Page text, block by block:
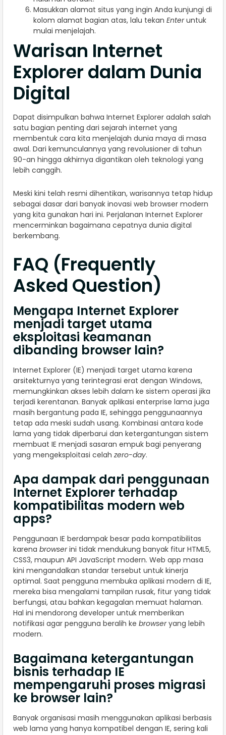
Masukkan alamat situs yang ingin Anda kunjungi di
kolom alamat bagian atas, lalu tekan Enteruntuk
mulai menjelajah.
Warisan Internet
Explorer dalam Dunia
Digital
Dapat disimpulkan bahwa Internet Explorer adalah salah
satu bagian penting dari sejarah internet yang
membentuk cara kita menjelajah dunia maya di masa
awal. Dari kemunculannya yang revolusioner di tahun
90-an hingga akhirnya digantikan oleh teknologi yang
lebih canggih.
Meski kini telah resmi dihentikan, warisannya tetap hidup
sebagai dasar dari banyak inovasi web browser modern
yang kita gunakan hari ini. Perjalanan Internet Explorer
mencerminkan bagaimana cepatnya dunia digital
berkembang.
FAQ (Frequently
Asked Question)
Mengapa Internet Explorer
menjadi target utama
eksploitasi keamanan
dibanding browser lain?
Internet Explorer (IE) menjadi target utama karena
arsitekturnya yang terintegrasi erat dengan Windows,
memungkinkan akses lebih dalam ke sistem operasi jika
terjadi kerentanan. Banyak aplikasi enterprise lama juga
masih bergantung pada IE, sehingga penggunaannya
tetap ada meski sudah usang. Kombinasi antara kode
lama yang tidak diperbarui dan ketergantungan sistem
membuat IE menjadi sasaran empuk bagi penyerang
yang mengeksploitasi celah zero-day.
Apa dampak dari penggunaan
Internet Explorer terhadap
kompatibilitas modern web
apps?
Penggunaan IE berdampak besar pada kompatibilitas
karena browserini tidak mendukung banyak fitur HTML5,
CSS3, maupun API JavaScript modern. Web app masa
kini mengandalkan standar tersebut untuk kinerja
optimal. Saat pengguna membuka aplikasi modern di IE,
mereka bisa mengalami tampilan rusak, fitur yang tidak
berfungsi, atau bahkan kegagalan memuat halaman.
Hal ini mendorong developer untuk memberikan
notifikasi agar pengguna beralih ke browseryang lebih
modern.
Bagaimana ketergantungan
bisnis terhadap IE
mempengaruhi proses migrasi
ke browser lain?
Banyak organisasi masih menggunakan aplikasi berbasis
web lama yang hanya kompatibel dengan IE, sering kali